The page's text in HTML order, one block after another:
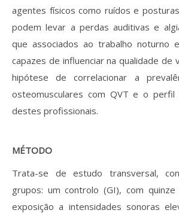
agentes físicos como ruídos e
podem levar a perdas auditivas e
que associados ao trabalho
capazes de influenciar na qualidade de
hipótese de correlacionar a
osteomusculares com QVT e o perfil
destes profissionais.
MÉTODO
Trata-se de estudo transversal,
grupos: um controlo (GI), com
exposição a intensidades sonoras